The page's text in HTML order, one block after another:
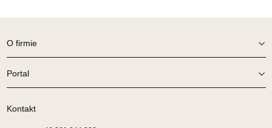
Salon meblowy
Adres e-mail:
Godziny otwarcia
O firmie
Portal
Kontakt